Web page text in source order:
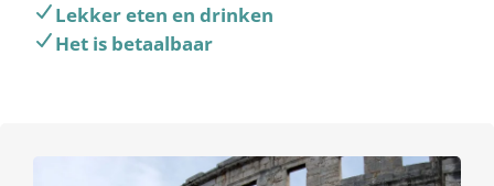
Lekker eten en drinken
Het is betaalbaar